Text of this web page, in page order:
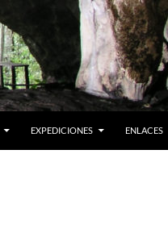
EXPEDICIONES ENLACES